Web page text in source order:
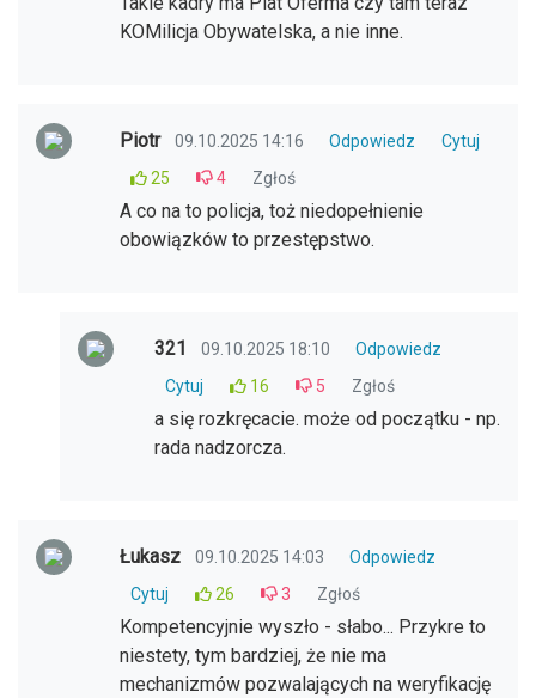
KOMilicja Obywatelska, a nie inne.
Piotr 09.10.2025 14:16 Odpowiedz
Cytuj
25
4 Zgłoś
A co na to policja, toż niedopełnienie
obowiązków to przestępstwo.
321 09.10.2025 18:10
Odpowiedz
Cytuj
16 5 Zgłoś
a się rozkręcacie. może od początku - np.
rada nadzorcza.
Łukasz 09.10.2025 14:03
Odpowiedz
Cytuj
26 3 Zgłoś
Kompetencyjnie wyszło - słabo... Przykre to
niestety, tym bardziej, że nie ma
mechanizmów pozwalających na weryfikację